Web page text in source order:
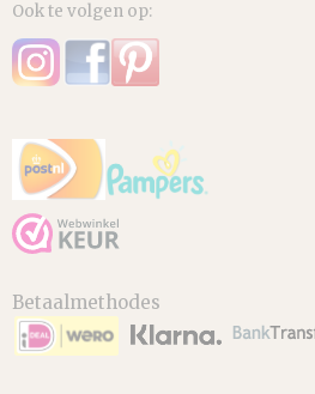
Ook te volgen op:
Betaalmethodes